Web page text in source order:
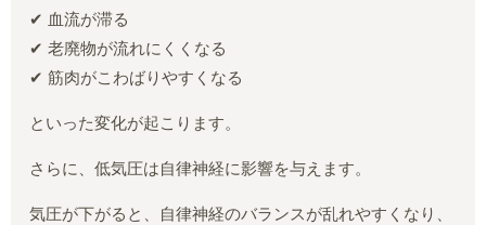
✔ 血流が滞る
✔ 老廃物が流れにくくなる
✔ 筋肉がこわばりやすくなる
といった変化が起こります。
さらに、低気圧は自律神経に影響を与えます。
気圧が下がると、自律神経のバランスが乱れやすくなり、